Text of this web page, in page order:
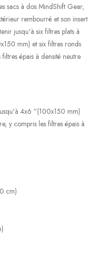
sacs à dos MindShift Gear,
rembourré et son insert
jusqu'à six filtres plats à
mm) et six filtres ronds
épais à densité neutre
4x6 ”(100x150 mm)
y compris les filtres épais à
cm)